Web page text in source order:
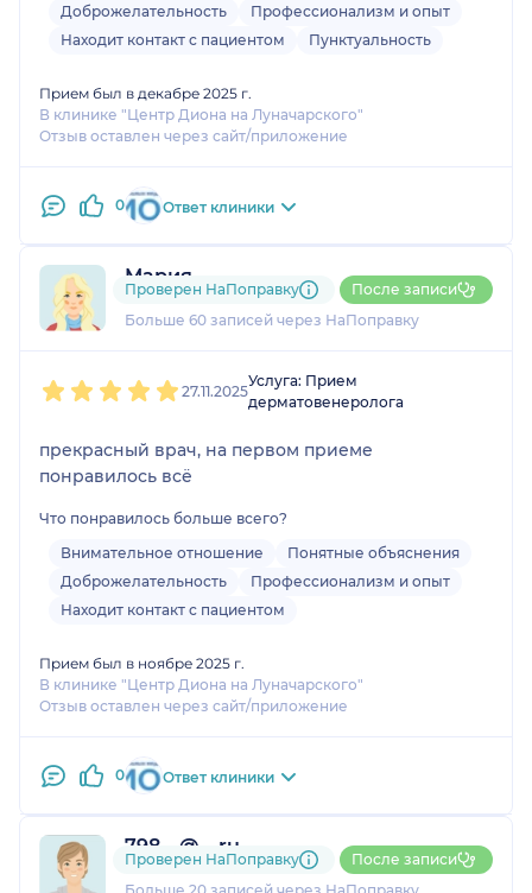
Доброжелательность
Профессионализм и опыт
Находит контакт с пациентом
Пунктуальность
Прием был в декабре 2025 г.
В клинике "Центр Диона на Луначарского"
Отзыв оставлен через сайт/приложение
0 Ответ клиники
Мария
2 отзываи 6 оценок
Больше 60 записей через НаПоправку
Проверен НаПоправку После записи
27.11.2025
Услуга: Прием
дерматовенеролога
прекрасный врач, на первом приеме
понравилось всё
Что понравилось больше всего?
Внимательное отношение
Понятные объяснения
Доброжелательность
Профессионализм и опыт
Находит контакт с пациентом
Прием был в ноябре 2025 г.
В клинике "Центр Диона на Луначарского"
Отзыв оставлен через сайт/приложение
0 Ответ клиники
798....@....ru
1 отзыв
Проверен НаПоправку После записи